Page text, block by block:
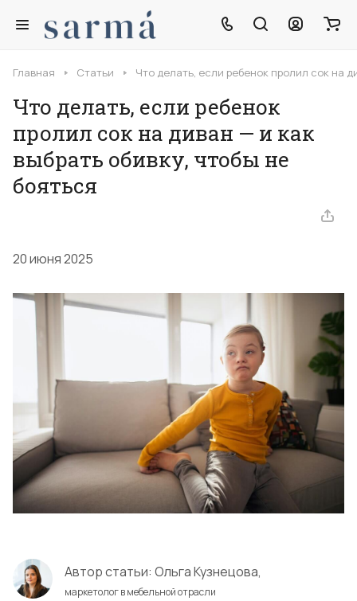
Главная Статьи Что делать, если ребенок пролил сок на
Что делать, если ребенок
пролил сок на диван — и как
выбрать обивку, чтобы не
бояться
20 июня 2025
Автор статьи: Ольга Кузнецова,
маркетолог в мебельной отрасли